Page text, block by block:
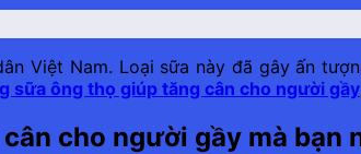
Việt Nam. Loại sữa này đã gây ấn
sữa ông thọ giúp tăng cân cho người gầy
cho người gầy mà bạn